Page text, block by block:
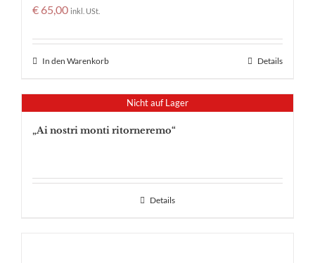
€ 65,00 inkl. USt.
In den Warenkorb Details
Nicht auf Lager
„Ai nostri monti ritorneremo“
Details